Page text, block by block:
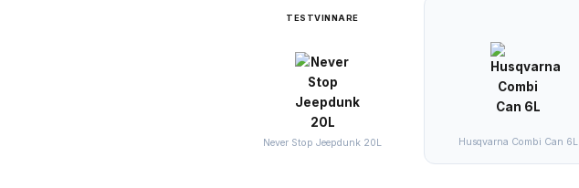
TESTVINNARE
Never Stop Jeepdunk 20L Husqvarna Combi Can 6L